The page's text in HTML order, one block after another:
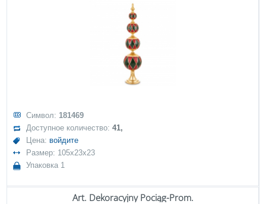
Символ: 181469
Доступное количество:41,
Цена: войдите
Размер: 105x23x23
Упаковка 1
Art. Dekoracyjny Pociąg-Prom.